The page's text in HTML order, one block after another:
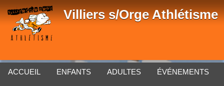
Villiers s/Orge Athlétisme
ACCUEIL ENFANTS ADULTES ÉVÉNEMENTS
Panneau de gestion des cookies